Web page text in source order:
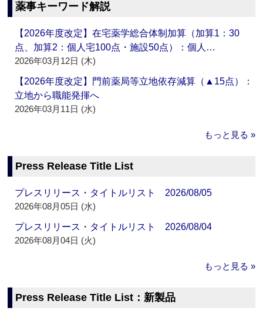
薬事キーワード解説
【2026年度改定】在宅薬学総合体制加算（加算1：30
点、加算2：個人宅100点・施設50点）：個人…
2026年03月12日 (木)
【2026年度改定】門前薬局等立地依存減算（▲15点）：
立地から職能発揮へ
2026年03月11日 (水)
もっと見る »
Press Release Title List
プレスリリース・タイトルリスト 2026/08/05
2026年08月05日 (水)
プレスリリース・タイトルリスト 2026/08/04
2026年08月04日 (火)
もっと見る »
Press Release Title List：新製品